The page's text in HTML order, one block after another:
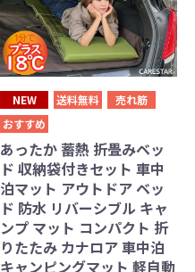
NEW 送料無料
売れ筋
おすすめ
あったか 蓄熱 折畳みベッ
ド 収納袋付きセット 車中
泊マット アウトドア ベッ
ド 防水 リバーシブル キャ
ンプ マット コンパクト 折
りたたみ カナロア 車中泊
キャンピングマット 軽自動